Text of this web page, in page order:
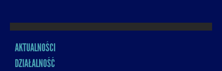
MENU
AKTUALNOŚCI
DZIAŁALNOŚĆ